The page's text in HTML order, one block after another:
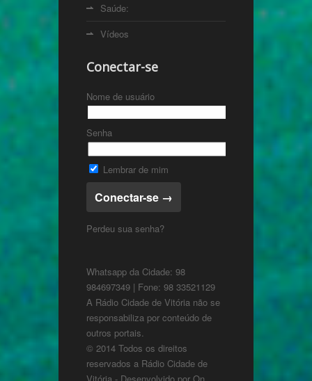
Saúde:
Vídeos
Conectar-se
Nome de usuário
Senha
Lembrar de mim
Perdeu sua senha?
Whatsapp da Cidade: 98
984697349 | Fone: 98 33521129
A Rádio Cidade de Vitória não se
responsabiliza por conteúdo de
outros portais.
© 2014 Todos os direitos
reservados a Rádio Cidade de